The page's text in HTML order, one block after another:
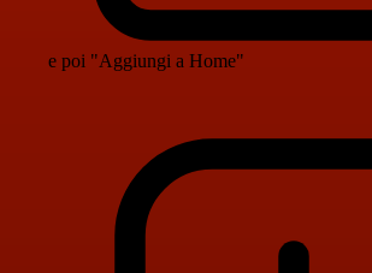
e poi "Aggiungi a Home"